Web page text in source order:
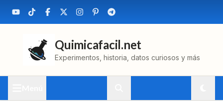
Quimicafacil.net
Experimentos, historia, datos curiosos y más